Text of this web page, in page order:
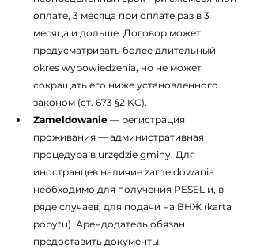
оплате, 3 месяца при оплате раз в 3
месяца и дольше. Договор может
предусматривать более длительный
okres wypowiedzenia, но не может
сокращать его ниже установленного
законом (ст. 673 §2 KC).
Zameldowanie — регистрация
проживания — административная
процедура в urzędzie gminy. Для
иностранцев наличие zameldowania
необходимо для получения PESEL и, в
ряде случаев, для подачи на ВНЖ (karta
pobytu). Арендодатель обязан
предоставить документы,